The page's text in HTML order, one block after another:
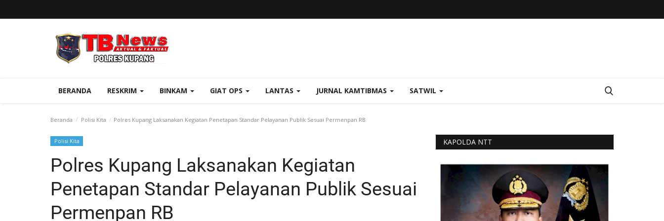
BERANDA RESKRIM BINKAM GIAT OPS LANTAS JURNAL KAMTIBMAS SATWIL
Beranda Polisi Kita Polres Kupang Laksanakan Kegiatan Penetapan Standar Pelayanan Publik Sesuai Permenpan RB
Polisi Kita
Polres Kupang Laksanakan Kegiatan
Penetapan Standar Pelayanan Publik Sesuai
Permenpan RB
KAPOLDA NTT